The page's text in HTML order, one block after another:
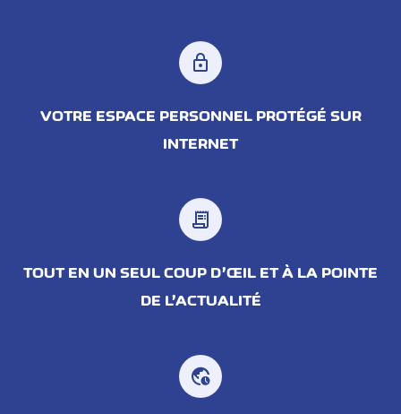
lock
VOTRE ESPACE PERSONNEL PROTÉGÉ SUR
INTERNET
receipt_long
TOUT EN UN SEUL COUP D’ŒIL ET À LA POINTE
DE L’ACTUALITÉ